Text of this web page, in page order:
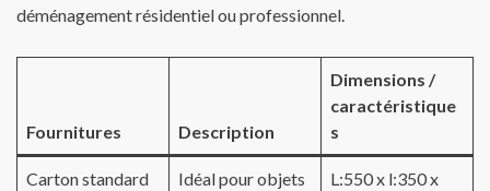
déménagement résidentiel ou professionnel.
Fournitures Description
Dimensions /
caractéristique
s
Carton standard
Idéal pour objets
L:550 x l:350 x